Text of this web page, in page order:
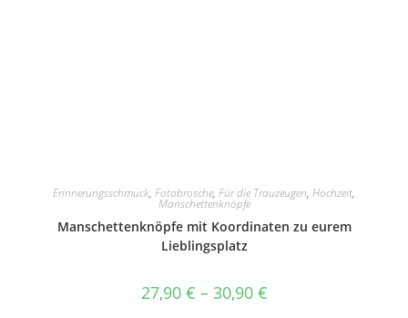
Erinnerungsschmuck, Fotobrosche, Für die Trauzeugen, Hochzeit,
Manschettenknöpfe
Manschettenknöpfe mit Koordinaten zu eurem
Lieblingsplatz
27,90 € – 30,90 €